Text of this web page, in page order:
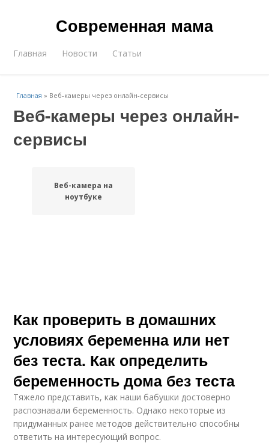
Современная мама
Главная Новости Статьи
Главная » Веб-камеры через онлайн-сервисы
Веб-камеры через онлайн-
сервисы
Веб-камера на
ноутбуке
Как проверить в домашних
условиях беременна или нет
без теста. Как определить
беременность дома без теста
Тяжело представить, как наши бабушки достоверно
распознавали беременность. Однако некоторые из
придуманных ранее методов действительно способны
ответить на интересующий вопрос.